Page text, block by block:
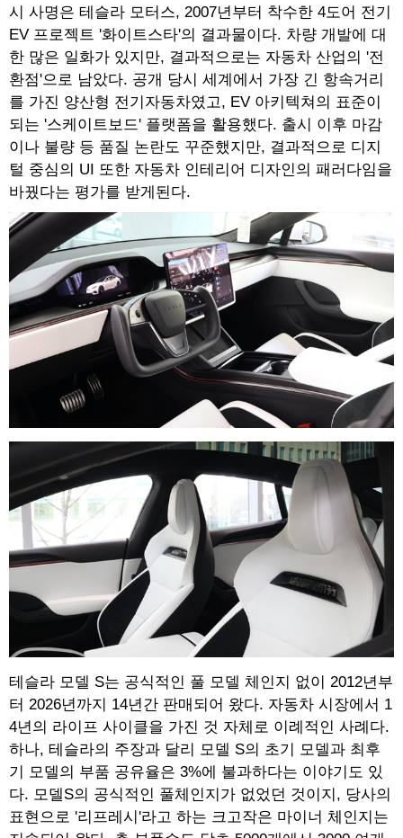
시 사명은 테슬라 모터스, 2007년부터 착수한 4도어 전기
EV 프로젝트 '화이트스타'의 결과물이다. 차량 개발에 대
한 많은 일화가 있지만, 결과적으로는 자동차 산업의 '전
환점'으로 남았다. 공개 당시 세계에서 가장 긴 항속거리
를 가진 양산형 전기자동차였고, EV 아키텍쳐의 표준이
되는 '스케이트보드' 플랫폼을 활용했다. 출시 이후 마감
이나 불량 등 품질 논란도 꾸준했지만, 결과적으로 디지
털 중심의 UI 또한 자동차 인테리어 디자인의 패러다임을
바꿨다는 평가를 받게된다.
테슬라 모델 S는 공식적인 풀 모델 체인지 없이 2012년부
터 2026년까지 14년간 판매되어 왔다. 자동차 시장에서 1
4년의 라이프 사이클을 가진 것 자체로 이례적인 사례다.
하나, 테슬라의 주장과 달리 모델 S의 초기 모델과 최후
기 모델의 부품 공유율은 3%에 불과하다는 이야기도 있
다. 모델S의 공식적인 풀체인지가 없었던 것이지, 당사의
표현으로 '리프레시'라고 하는 크고작은 마이너 체인지는